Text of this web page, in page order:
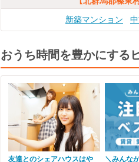
新築マンション
おうち時間を豊かにする
友達とのシェアハウスはや
＼みんな